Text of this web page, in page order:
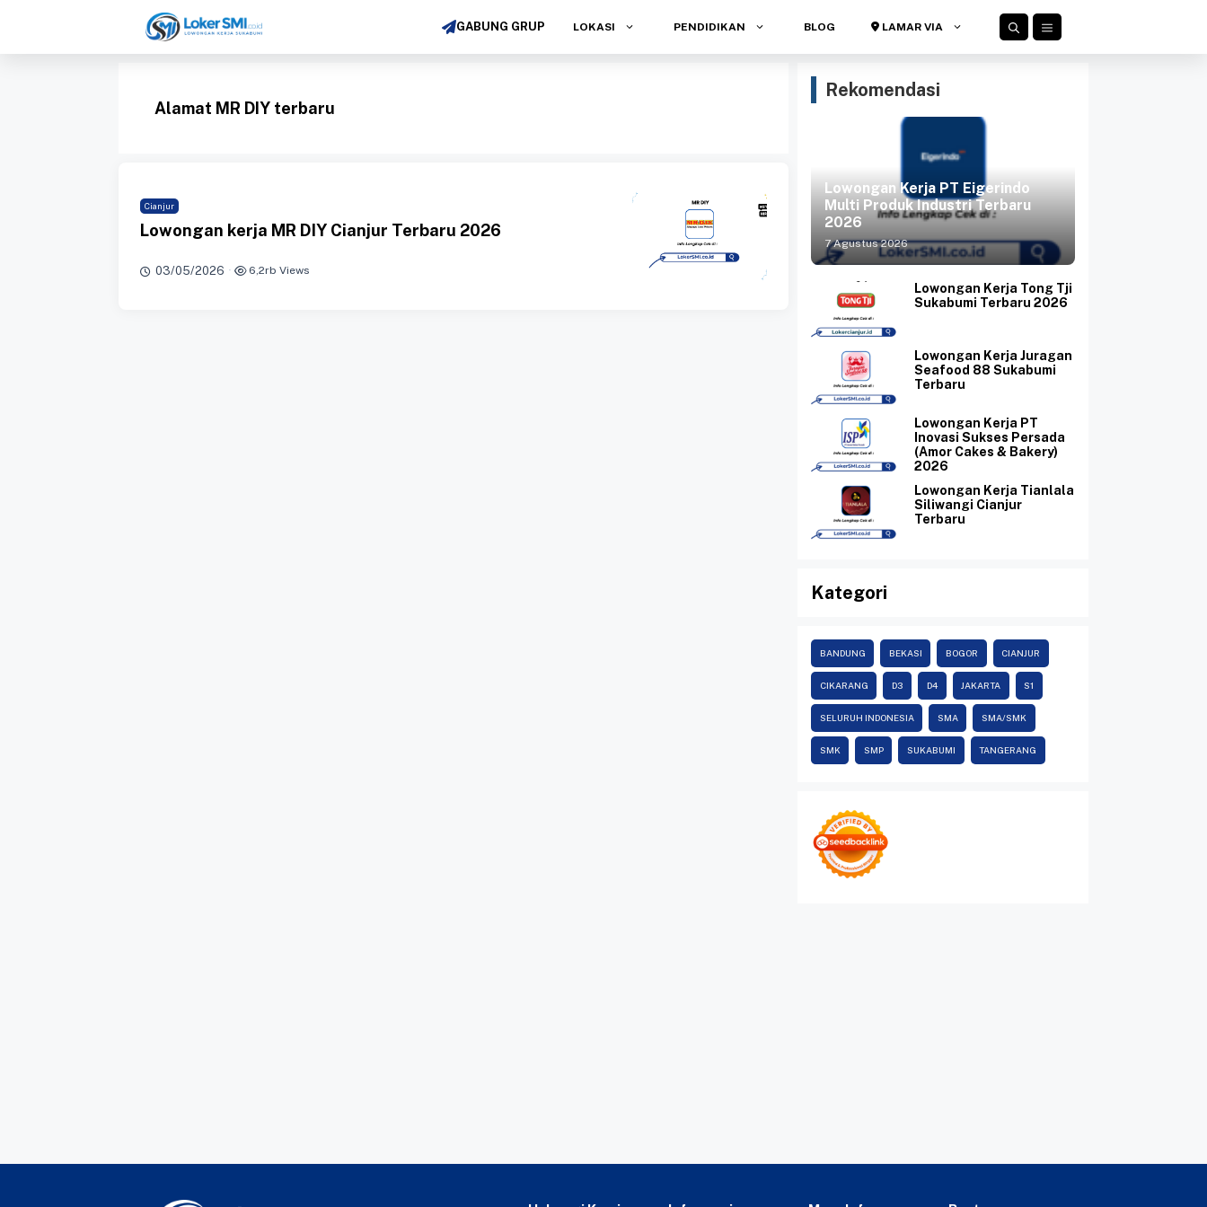
isi
GABUNG GRUP LOKASI PENDIDIKAN BLOG LAMAR VIA
Alamat MR DIY terbaru
Cianjur
Lowongan kerja MR DIY Cianjur Terbaru 2026
03/05/2026 · 6,2rb Views
Rekomendasi
Lowongan Kerja PT Eigerindo
Multi Produk Industri Terbaru
2026
7 Agustus 2026
Lowongan Kerja Tong Tji
Sukabumi Terbaru 2026
Lowongan Kerja Juragan
Seafood 88 Sukabumi
Terbaru
Lowongan Kerja PT
Inovasi Sukses Persada
(Amor Cakes & Bakery)
2026
Lowongan Kerja Tianlala
Siliwangi Cianjur
Terbaru
Kategori
BANDUNG BEKASI BOGOR CIANJUR
CIKARANG D3 D4 JAKARTA S1
SELURUH INDONESIA SMA SMA/SMK
SMK SMP SUKABUMI TANGERANG